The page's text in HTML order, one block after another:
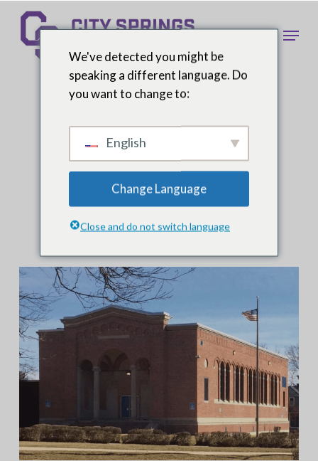
main
content
Menu
Construction d'une
annexe à l'école
We've detected you might be
speaking a different language. Do
you want to change to:
English
Change Language
Close and do not switch language